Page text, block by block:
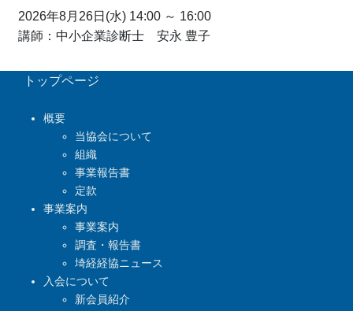
2026年8月26日(水) 14:00 ～ 16:00
講師：中小企業診断士 安永 豊子
トップページ
概要
当協会について
組織
事業報告書
定款
事業案内
事業案内
調査・報告書
埼経経協ニュース
入会について
新会員紹介